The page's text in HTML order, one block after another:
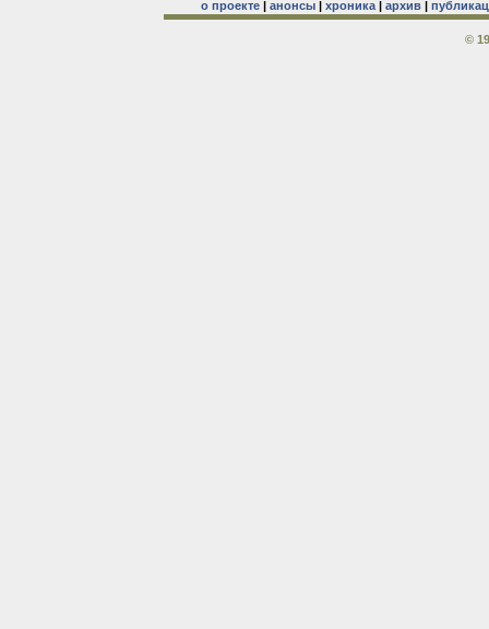
о проекте| анонсы| хроника| архив|
©